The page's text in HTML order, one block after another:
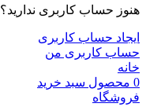
هنوز حساب کاربری ندارید؟
ایجاد حساب کاربری
حساب کاربری من
خانه
0 محصول سبد خرید
فروشگاه